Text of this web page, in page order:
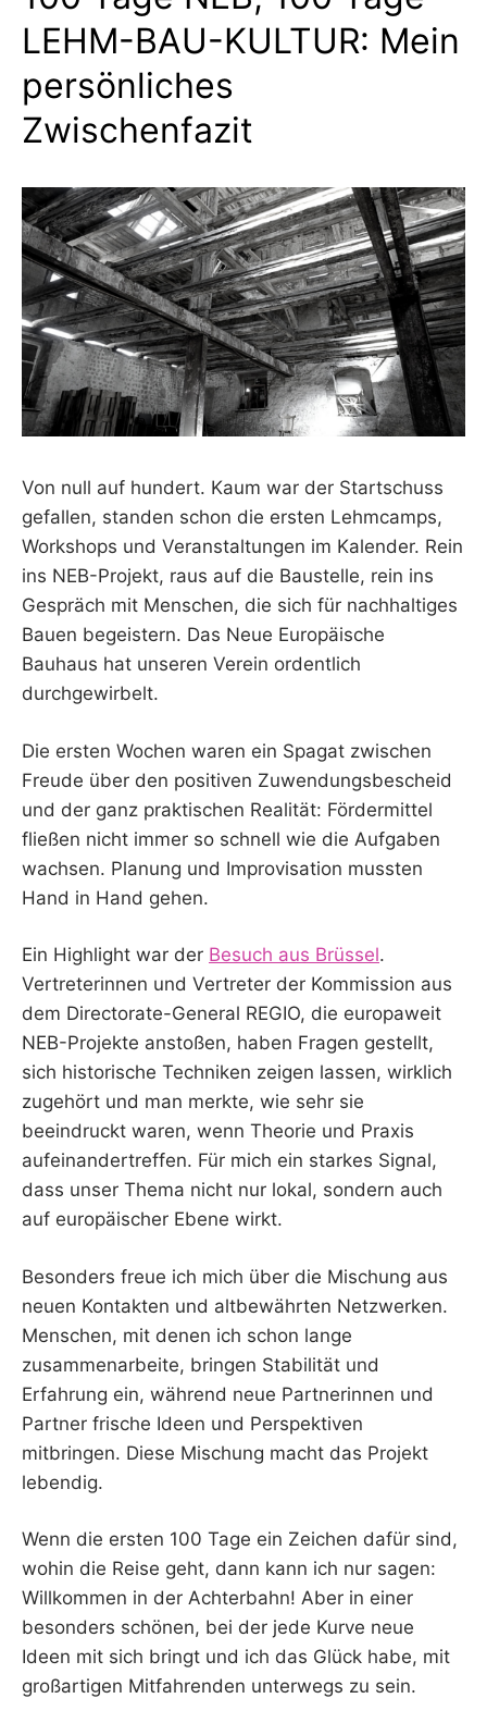
LEHM-BAU-KULTUR: Mein
persönliches
Zwischenfazit
Von null auf hundert. Kaum war der Startschuss
gefallen, standen schon die ersten Lehmcamps,
Workshops und Veranstaltungen im Kalender. Rein
ins NEB-Projekt, raus auf die Baustelle, rein ins
Gespräch mit Menschen, die sich für nachhaltiges
Bauen begeistern. Das Neue Europäische
Bauhaus hat unseren Verein ordentlich
durchgewirbelt.
Die ersten Wochen waren ein Spagat zwischen
Freude über den positiven Zuwendungsbescheid
und der ganz praktischen Realität: Fördermittel
fließen nicht immer so schnell wie die Aufgaben
wachsen. Planung und Improvisation mussten
Hand in Hand gehen.
Ein Highlight war der Besuch aus Brüssel.
Vertreterinnen und Vertreter der Kommission aus
dem Directorate-General REGIO, die europaweit
NEB-Projekte anstoßen, haben Fragen gestellt,
sich historische Techniken zeigen lassen, wirklich
zugehört und man merkte, wie sehr sie
beeindruckt waren, wenn Theorie und Praxis
aufeinandertreffen. Für mich ein starkes Signal,
dass unser Thema nicht nur lokal, sondern auch
auf europäischer Ebene wirkt.
Besonders freue ich mich über die Mischung aus
neuen Kontakten und altbewährten Netzwerken.
Menschen, mit denen ich schon lange
zusammenarbeite, bringen Stabilität und
Erfahrung ein, während neue Partnerinnen und
Partner frische Ideen und Perspektiven
mitbringen. Diese Mischung macht das Projekt
lebendig.
Wenn die ersten 100 Tage ein Zeichen dafür sind,
wohin die Reise geht, dann kann ich nur sagen:
Willkommen in der Achterbahn! Aber in einer
besonders schönen, bei der jede Kurve neue
Ideen mit sich bringt und ich das Glück habe, mit
großartigen Mitfahrenden unterwegs zu sein.